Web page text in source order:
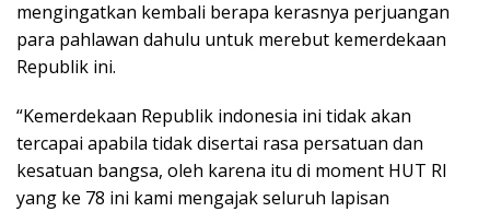
mengingatkan kembali berapa kerasnya perjuangan
para pahlawan dahulu untuk merebut kemerdekaan
Republik ini.
“Kemerdekaan Republik indonesia ini tidak akan
tercapai apabila tidak disertai rasa persatuan dan
kesatuan bangsa, oleh karena itu di moment HUT RI
yang ke 78 ini kami mengajak seluruh lapisan